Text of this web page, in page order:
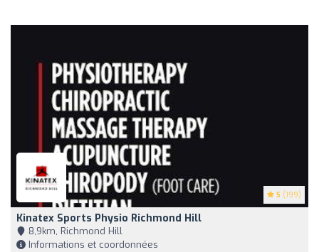
5 (199)
Kinatex Sports Physio Richmond Hill
8,9km, Richmond Hill
Informations et coordonnées